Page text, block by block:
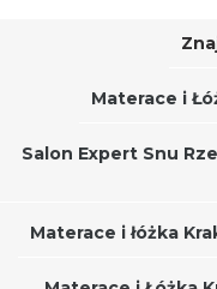
Materace i
Salon Expert Snu
Materace i łóżka